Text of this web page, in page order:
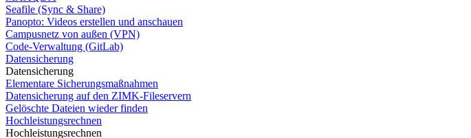
Seafile (Sync & Share)
Panopto: Videos erstellen und anschauen
Campusnetz von außen (VPN)
Code-Verwaltung (GitLab)
Datensicherung
Datensicherung
Elementare Sicherungsmaßnahmen
Datensicherung auf den ZIMK-Fileservern
Gelöschte Dateien wieder finden
Hochleistungsrechnen
Hochleistungsrechnen